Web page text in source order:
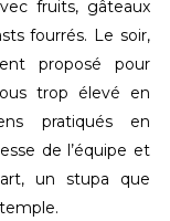
fruits, gâteaux
fourrés. Le soir,
proposé pour
trop élevé en
pratiqués en
de l’équipe et
un stupa que